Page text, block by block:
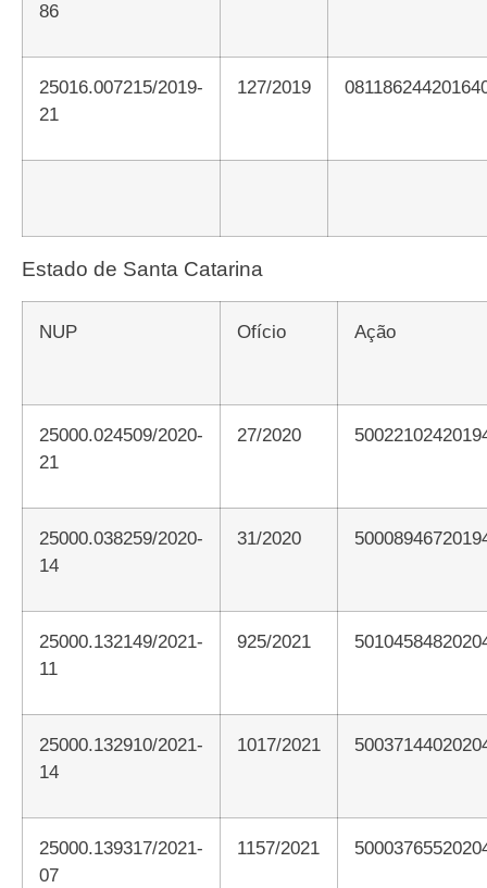
86
25016.007215/2019-
21
127/2019
Estado de Santa Catarina
NUP Ofício Ação
25000.024509/2020-
21
27/2020
25000.038259/2020-
14
31/2020
25000.132149/2021-
11
925/2021
25000.132910/2021-
14
1017/2021
25000.139317/2021-
07
1157/2021